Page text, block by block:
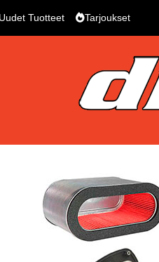
Uudet Tuotteet Tarjoukset